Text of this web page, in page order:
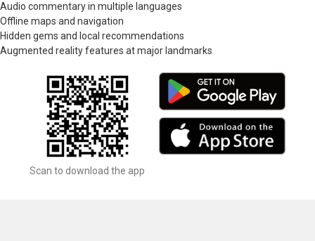
Audio commentary in multiple languages
Offline maps and navigation
Hidden gems and local recommendations
Augmented reality features at major landmarks
Scan to download the app